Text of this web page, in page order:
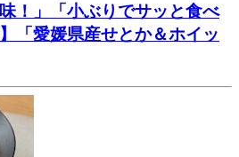
！」「小ぶりでサッと食べ
「愛媛県産せとか＆ホイッ